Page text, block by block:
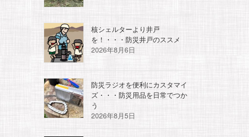
核シェルターより井戸
を！・・・防災井戸のススメ
2026年8月6日
防災ラジオを便利にカスタマイ
ズ・・・防災用品を日常でつか
う
2026年8月5日